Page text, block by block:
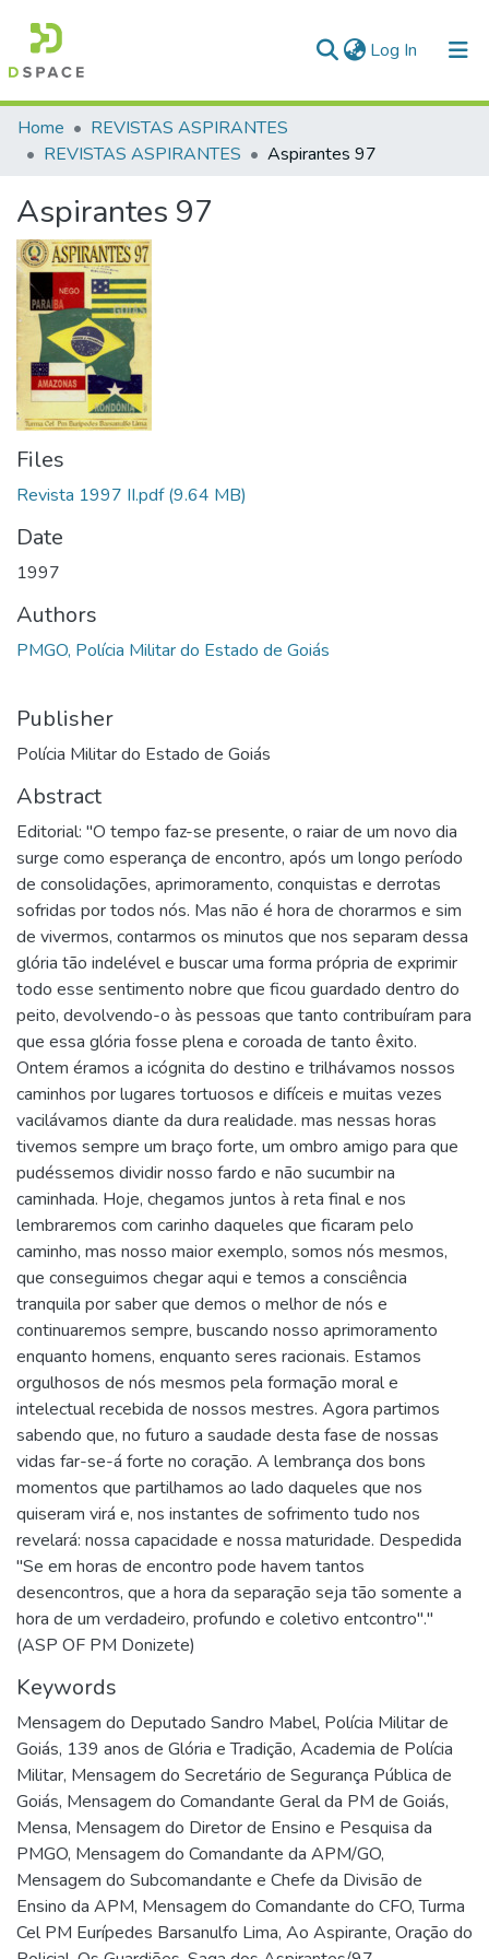
Log In (current)
Communities & Collections
All of DSpace
Statistics
Home
REVISTAS ASPIRANTES
REVISTAS ASPIRANTES
Aspirantes 97
Aspirantes 97
Files
Revista 1997 II.pdf(9.64 MB)
Date
1997
Authors
PMGO, Polícia Militar do Estado de Goiás
Publisher
Polícia Militar do Estado de Goiás
Abstract
Editorial: "O tempo faz-se presente, o raiar de um novo dia
surge como esperança de encontro, após um longo período
de consolidações, aprimoramento, conquistas e derrotas
sofridas por todos nós. Mas não é hora de chorarmos e sim
de vivermos, contarmos os minutos que nos separam dessa
glória tão indelével e buscar uma forma própria de exprimir
todo esse sentimento nobre que ficou guardado dentro do
peito, devolvendo-o às pessoas que tanto contribuíram para
que essa glória fosse plena e coroada de tanto êxito.
Ontem éramos a icógnita do destino e trilhávamos nossos
caminhos por lugares tortuosos e difíceis e muitas vezes
vacilávamos diante da dura realidade. mas nessas horas
tivemos sempre um braço forte, um ombro amigo para que
pudéssemos dividir nosso fardo e não sucumbir na
caminhada. Hoje, chegamos juntos à reta final e nos
lembraremos com carinho daqueles que ficaram pelo
caminho, mas nosso maior exemplo, somos nós mesmos,
que conseguimos chegar aqui e temos a consciência
tranquila por saber que demos o melhor de nós e
continuaremos sempre, buscando nosso aprimoramento
enquanto homens, enquanto seres racionais. Estamos
orgulhosos de nós mesmos pela formação moral e
intelectual recebida de nossos mestres. Agora partimos
sabendo que, no futuro a saudade desta fase de nossas
vidas far-se-á forte no coração. A lembrança dos bons
momentos que partilhamos ao lado daqueles que nos
quiseram virá e, nos instantes de sofrimento tudo nos
revelará: nossa capacidade e nossa maturidade. Despedida
"Se em horas de encontro pode havem tantos
desencontros, que a hora da separação seja tão somente a
hora de um verdadeiro, profundo e coletivo entcontro"."
(ASP OF PM Donizete)
Keywords
Mensagem do Deputado Sandro Mabel, Polícia Militar de
Goiás, 139 anos de Glória e Tradição, Academia de Polícia
Militar, Mensagem do Secretário de Segurança Pública de
Goiás, Mensagem do Comandante Geral da PM de Goiás,
Mensa, Mensagem do Diretor de Ensino e Pesquisa da
PMGO, Mensagem do Comandante da APM/GO,
Mensagem do Subcomandante e Chefe da Divisão de
Ensino da APM, Mensagem do Comandante do CFO,Turma
Cel PM Eurípedes Barsanulfo Lima, Ao Aspirante, Oração do